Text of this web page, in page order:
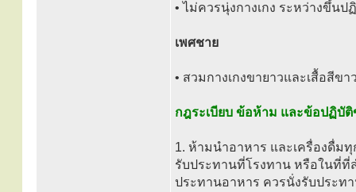
• ไม่ควรนุ่งกางเกง ระหว่างขึ้น
เพศชาย
• สวมกางเกงขายาวและเสื้อสีข
กฎระเบียบ ข้อห้าม และข้อปฏิบั
1. ห้ามนำอาหาร และเครื่องดื่ม
รับประทานที่โรงทาน หรือในที่ที่
ประทานอาหาร ควรนั่งรับประท